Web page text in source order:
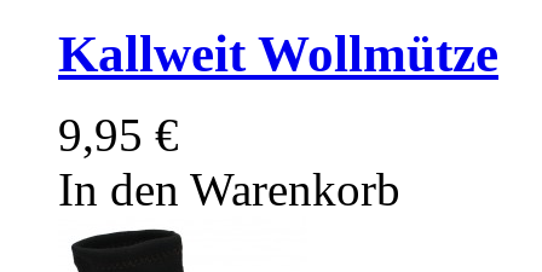
Kallweit Wollmütze
9,95 €
In den Warenkorb